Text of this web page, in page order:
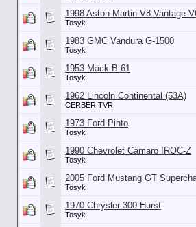
1998 Aston Martin V8 Vantage
Tosyk
1983 GMC Vandura G-1500
Tosyk
1953 Mack B-61
Tosyk
1962 Lincoln Continental (53А)
CERBER TVR
1973 Ford Pinto
Tosyk
1990 Chevrolet Camaro IROC-Z
Tosyk
2005 Ford Mustang GT
Tosyk
1970 Chrysler 300 Hurst
Tosyk